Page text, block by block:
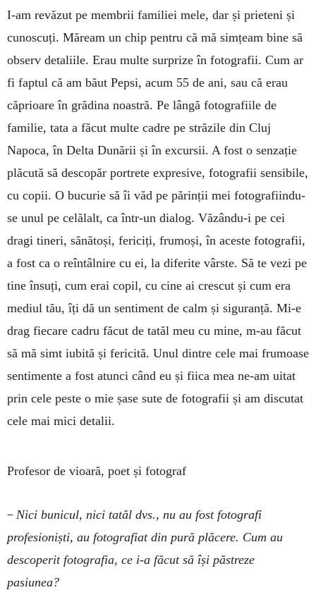
I-am revăzut pe membrii familiei mele, dar și prieteni și
cunoscuți. Măream un chip pentru că mă simțeam bine să
observ detaliile. Erau multe surprize în fotografii. Cum ar
fi faptul că am băut Pepsi, acum 55 de ani, sau că erau
căprioare în grădina noastră. Pe lângă fotografiile de
familie, tata a făcut multe cadre pe străzile din Cluj
Napoca, în Delta Dunării și în excursii. A fost o senzație
plăcută să descopăr portrete expresive, fotografii sensibile,
cu copii. O bucurie să îi văd pe părinții mei fotografiindu-
se unul pe celălalt, ca într-un dialog. Văzându-i pe cei
dragi tineri, sănătoși, fericiți, frumoși, în aceste fotografii,
a fost ca o reîntâlnire cu ei, la diferite vârste. Să te vezi pe
tine însuți, cum erai copil, cu cine ai crescut și cum era
mediul tău, îți dă un sentiment de calm și siguranță. Mi-e
drag fiecare cadru făcut de tatăl meu cu mine, m-au făcut
să mă simt iubită și fericită. Unul dintre cele mai frumoase
sentimente a fost atunci când eu și fiica mea ne-am uitat
prin cele peste o mie șase sute de fotografii și am discutat
cele mai mici detalii.
Profesor de vioară, poet și fotograf
– Nici bunicul, nici tatăl dvs., nu au fost fotografi
profesioniști, au fotografiat din pură plăcere. Cum au
descoperit fotografia, ce i-a făcut să își păstreze
pasiunea?